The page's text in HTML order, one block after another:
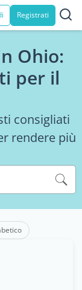
Registrati
Ohio:
per il
consigliati
rendere più